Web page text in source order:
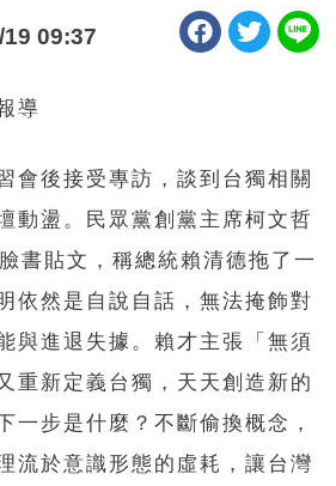
09:37
導
會後接受專訪，談到台獨相關
動盪。民眾黨創黨主席柯文哲
書貼文，稱總統賴清德拖了一
依然是自說自話，無法掩飾對
與進退失據。賴才主張「無須
重新定義台獨，天天創造新的
一步是什麼？不斷偷換概念，
流於意識形態的虛耗，讓台灣